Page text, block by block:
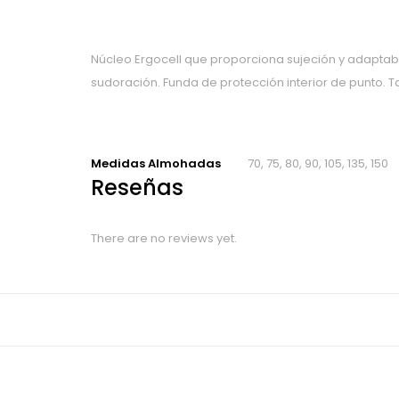
Núcleo Ergocell que proporciona sujeción y
sudoración. Funda de protección interior de punto.
Medidas Almohadas 70, 75, 80, 90, 105, 135, 150
Reseñas
There are no reviews yet.